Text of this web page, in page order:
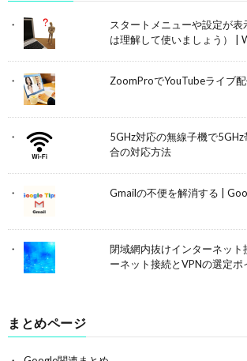
スタートメニューや設定が
は理解して使いましょう） |
ZoomProでYouTubeライブ
5GHz対応の無線子機で
合の対応方法
Gmailの不便を解消する |
閉域網内抜けインターネット
ーネット接続とVPNの選定ポ
まとめページ